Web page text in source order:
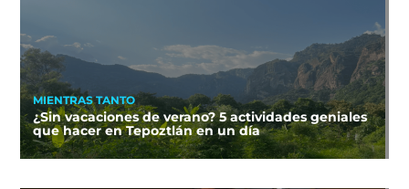
MIENTRAS TANTO
¿Sin vacaciones de verano? 5 actividades geniales
que hacer en Tepoztlán en un día